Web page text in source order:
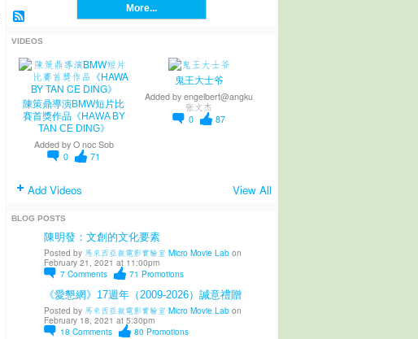
More...
VIDEOS
陳策鼎導演BMW短片比
賽首獎作品《HAWA BY
TAN CE DING》
Added by O noc Sob
0
71
鬼王大士爷
Added byengelbert@angku
张文杰
0
87
Add Videos View All
BLOG POSTS
陳明發：文創的文化要素
Posted by 馬來西亞微電影實驗室 Micro Movie Labon
February 21, 2021 at 11:00pm
7 Comments 71 Promotions
《愛懇網》17週年（2009-2026）誠意禮贈
Posted by 馬來西亞微電影實驗室 Micro Movie Labon
February 18, 2021 at 5:30pm
18 Comments 80 Promotions